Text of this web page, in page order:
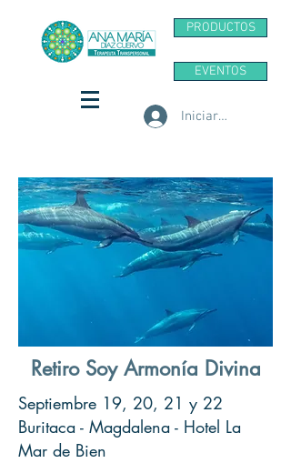
PRODUCTOS
EVENTOS
Iniciar sesión
Retiro Soy Armonía Divina
Septiembre 19, 20, 21 y 22
Buritaca - Magdalena - Hotel La
Mar de Bien